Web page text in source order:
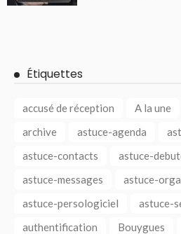
Étiquettes
accusé de réception A la une
archive
astuce-agenda
astuce-contacts
astuce-
astuce-messages
astuce-
astuce-persologiciel
astuce-
authentification
Bouygues